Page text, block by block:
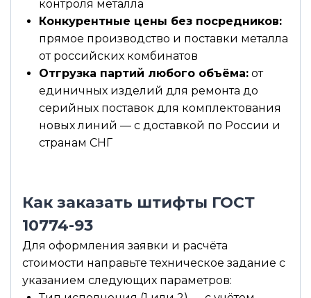
контроля металла
Конкурентные цены без посредников:
прямое производство и поставки металла
от российских комбинатов
Отгрузка партий любого объёма: от
единичных изделий для ремонта до
серийных поставок для комплектования
новых линий — с доставкой по России и
странам СНГ
Как заказать штифты ГОСТ
10774-93
Для оформления заявки и расчёта
стоимости направьте техническое задание с
указанием следующих параметров: